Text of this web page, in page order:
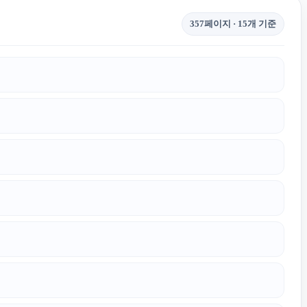
357페이지 · 15개 기준